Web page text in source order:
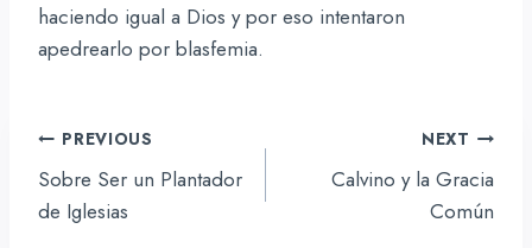
haciendo igual a Dios y por eso intentaron
apedrearlo por blasfemia.
Navegación
de
entradas
PREVIOUS
Sobre Ser un Plantador
de Iglesias
NEXT
Calvino y la Gracia
Común